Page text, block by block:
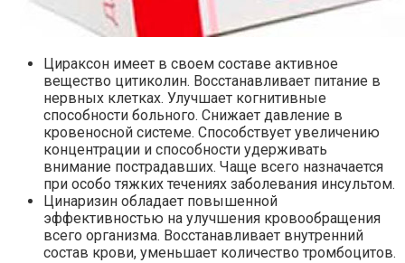
Цираксон имеет в своем составе активное
вещество цитиколин. Восстанавливает питание в
нервных клетках. Улучшает когнитивные
способности больного. Снижает давление в
кровеносной системе. Способствует увеличению
концентрации и способности удерживать
внимание пострадавших. Чаще всего назначается
при особо тяжких течениях заболевания инсультом.
Цинаризин обладает повышенной
эффективностью на улучшения кровообращения
всего организма. Восстанавливает внутренний
состав крови, уменьшает количество тромбоцитов.